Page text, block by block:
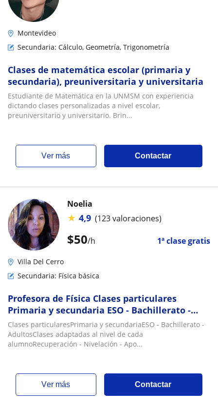
Montevideo
Secundaria: Cálculo, Geometría, Trigonometría
Clases de matemática escolar (primaria y
secundaria), preuniversitaria y universitaria
Estudiante de Matemática en la UNMSM con experiencia
dictando clases personalizadas a nivel escolar,
preuniversitario y universitario. Brin...
ver más Contactar
$50/h 1ª clase gratis
Noelia
★ 4,9 (123 valoraciones)
Villa Del Cerro
Secundaria: Física básica
Profesora de Física Clases particulares
Primaria y secundaria ESO - Bachillerato -
Adultos Clases adaptadas al nivel de cada
alumn
Clases particularesPrimaria y secundariaESO - Bachillerato -
AdultosClases adaptadas al nivel de cada
alumnoRecuperación - Nivelación - Apo...
ver más Contactar